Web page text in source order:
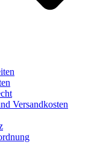
Versandkosten